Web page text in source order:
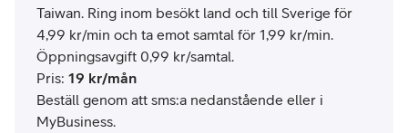
Taiwan. Ring inom besökt land och till Sverige för
4,99 kr/min och ta emot samtal för 1,99 kr/min.
Öppningsavgift 0,99 kr/samtal.
Pris: 19 kr/mån
Beställ genom att sms:a nedanstående eller i
MyBusiness.